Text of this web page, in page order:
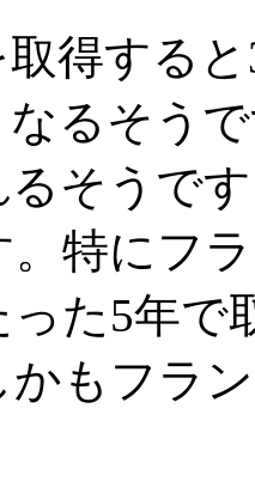
得する
るそう
そうで
。特にフ
った5年で
かもフラ